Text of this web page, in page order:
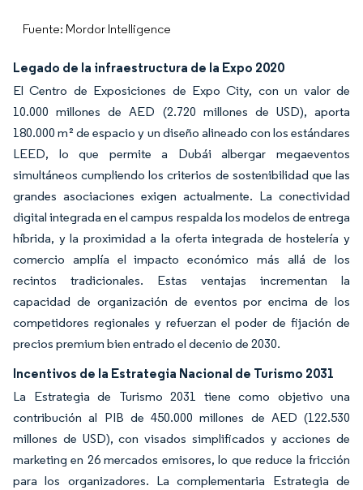
Fuente: Mordor Intelligence
Legado de la infraestructura de la Expo 2020
El Centro de Exposiciones de Expo City, con un valor de
10.000 millones de AED (2.720 millones de USD), aporta
180.000 m² de espacio y un diseño alineado con los estándares
LEED, lo que permite a Dubái albergar megaeventos
simultáneos cumpliendo los criterios de sostenibilidad que las
grandes asociaciones exigen actualmente. La conectividad
digital integrada en el campus respalda los modelos de entrega
híbrida, y la proximidad a la oferta integrada de hostelería y
comercio amplía el impacto económico más allá de los
recintos tradicionales. Estas ventajas incrementan la
capacidad de organización de eventos por encima de los
competidores regionales y refuerzan el poder de fijación de
precios premium bien entrado el decenio de 2030.
Incentivos de la Estrategia Nacional de Turismo 2031
La Estrategia de Turismo 2031 tiene como objetivo una
contribución al PIB de 450.000 millones de AED (122.530
millones de USD), con visados simplificados y acciones de
marketing en 26 mercados emisores, lo que reduce la fricción
para los organizadores. La complementaria Estrategia de